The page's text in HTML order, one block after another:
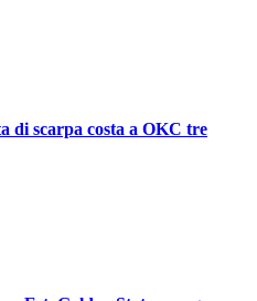
di scarpa costa a OKC tre